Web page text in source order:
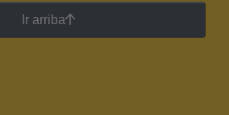
Ir arriba